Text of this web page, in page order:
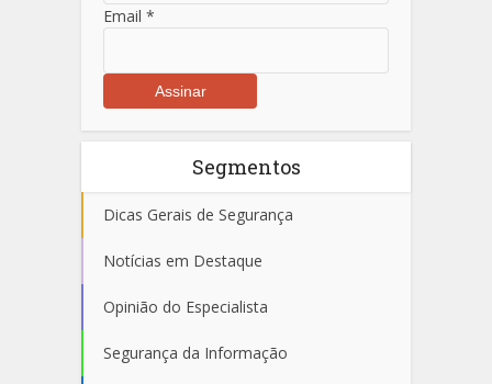
Email *
Segmentos
Dicas Gerais de Segurança
Notícias em Destaque
Opinião do Especialista
Segurança da Informação